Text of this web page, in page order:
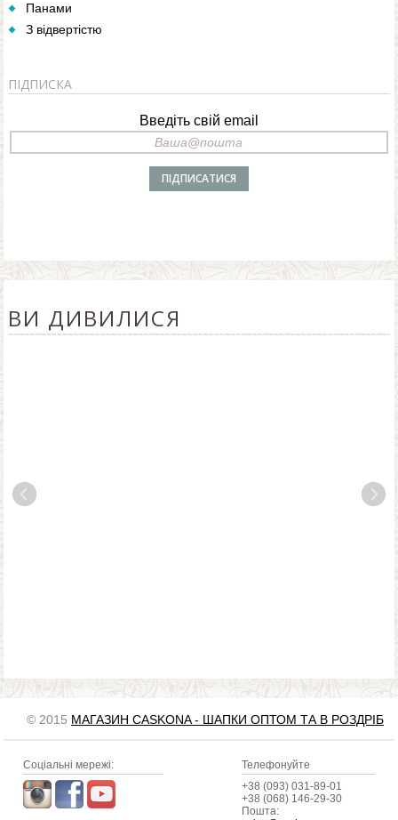
Панами
З відвертістю
ПІДПИСКА
Введіть свій email
ВИ ДИВИЛИСЯ
© 2015 МАГАЗИН CASKONA - ШАПКИ ОПТОМ ТА В РОЗДРІБ
Соціальні мережі:
Телефонуйте
+38 (093) 031-89-01
+38 (068) 146-29-30
Пошта: